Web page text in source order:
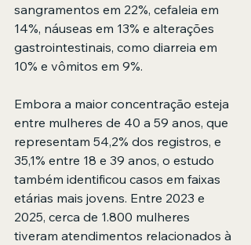
sangramentos em 22%, cefaleia em
14%, náuseas em 13% e alterações
gastrointestinais, como diarreia em
10% e vômitos em 9%.
Embora a maior concentração esteja
entre mulheres de 40 a 59 anos, que
representam 54,2% dos registros, e
35,1% entre 18 e 39 anos, o estudo
também identificou casos em faixas
etárias mais jovens. Entre 2023 e
2025, cerca de 1.800 mulheres
tiveram atendimentos relacionados à